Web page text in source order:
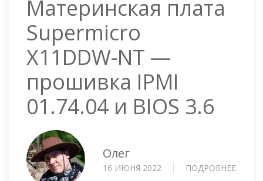
Материнская плата
Supermicro
X11DDW-NT —
прошивка IPMI
01.74.04 и BIOS 3.6
Олег
16 ИЮНЯ 2022 ПОДРОБНЕЕ